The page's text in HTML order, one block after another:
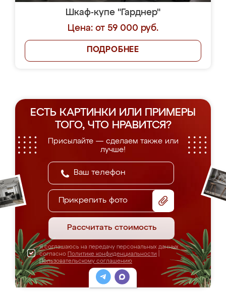
Шкаф-купе "Гарднер"
Цена: от 59 000 руб.
ПОДРОБНЕЕ
ЕСТЬ КАРТИНКИ ИЛИ ПРИМЕРЫ
ТОГО, ЧТО НРАВИТСЯ?
Присылайте — сделаем также или
лучше!
Прикрепить фото
Рассчитать стоимость
Я соглашаюсь на передачу персональных данных
согласно Политике конфиденциальности
Пользовательскому соглашению